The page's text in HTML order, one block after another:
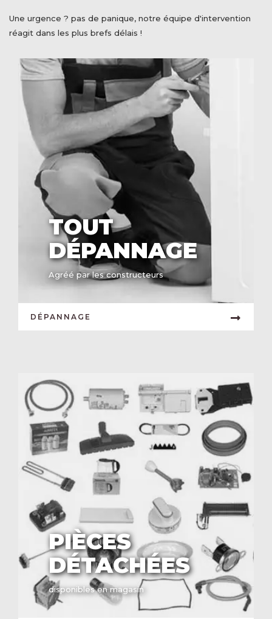
Une urgence ? pas de panique, notre équipe d'intervention
réagit dans les plus brefs délais !
TOUT
DÉPANNAGE
Agréé par les constructeurs
DÉPANNAGE
PIÈCES
DÉTACHÉES
disponibles en magasin